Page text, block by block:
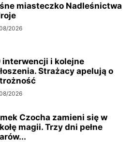
miasteczko Nadleśnictwa
2026
interwencji i kolejne
Strażacy apelują o
2026
Czocha zamieni się w
magii. Trzy dni pełne